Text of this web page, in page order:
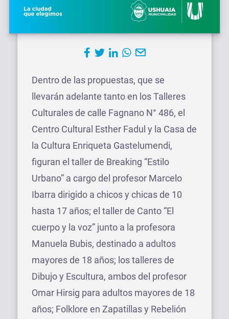
Dentro de las propuestas, que se
llevarán adelante tanto en los Talleres
Culturales de calle Fagnano N° 486, el
Centro Cultural Esther Fadul y la Casa de
la Cultura Enriqueta Gastelumendi,
figuran el taller de Breaking “Estilo
Urbano” a cargo del profesor Marcelo
Ibarra dirigido a chicos y chicas de 10
hasta 17 años; el taller de Canto “El
cuerpo y la voz” junto a la profesora
Manuela Bubis, destinado a adultos
mayores de 18 años; los talleres de
Dibujo y Escultura, ambos del profesor
Omar Hirsig para adultos mayores de 18
años; Folklore en Zapatillas y Rebelión